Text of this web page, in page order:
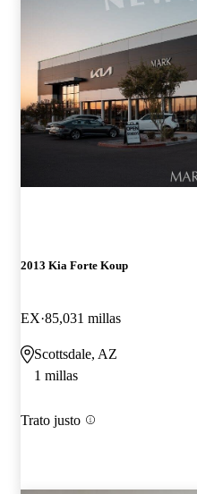
2013 Kia Forte Koup
EX 85,031 millas
Scottsdale, AZ
1 millas
Trato justo